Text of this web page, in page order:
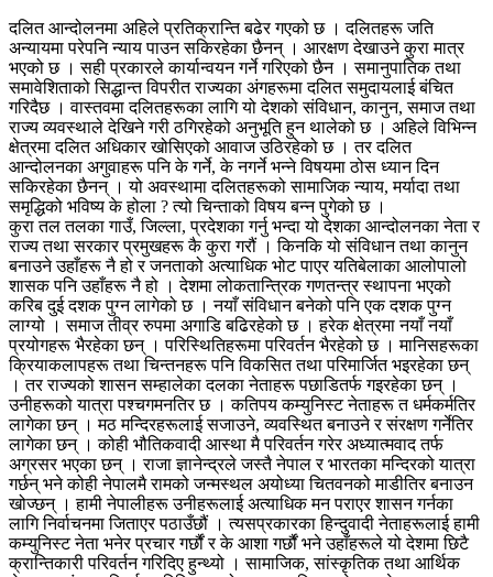
दलित आन्दोलनमा अहिले प्रतिक्रान्ति बढेर गएको छ । दलितहरू जति
अन्यायमा परेपनि न्याय पाउन सकिरहेका छैनन् । आरक्षण देखाउने कुरा मात्र
भएको छ । सही प्रकारले कार्यान्वयन गर्ने गरिएको छैन । समानुपातिक तथा
समावेशिताको सिद्धान्त विपरीत राज्यका अंगहरूमा दलित समुदायलाई बंचित
गरिदैछ । वास्तवमा दलितहरूका लागि यो देशको संविधान, कानुन, समाज तथा
राज्य व्यवस्थाले देखिने गरी ठगिरहेको अनुभूति हुन थालेको छ । अहिले विभिन्न
क्षेत्रमा दलित अधिकार खोसिएको आवाज उठिरहेको छ । तर दलित
आन्दोलनका अगुवाहरू पनि के गर्ने, के नगर्ने भन्ने विषयमा ठोस ध्यान दिन
सकिरहेका छैनन् । यो अवस्थामा दलितहरूको सामाजिक न्याय, मर्यादा तथा
समृद्धिको भविष्य के होला ? त्यो चिन्ताको विषय बन्न पुगेको छ ।
कुरा तल तलका गाउँ, जिल्ला, प्रदेशका गर्नु भन्दा यो देशका आन्दोलनका नेता र
राज्य तथा सरकार प्रमुखहरू कै कुरा गरौं । किनकि यो संविधान तथा कानुन
बनाउने उहाँहरू नै हो र जनताको अत्याधिक भोट पाएर यतिबेलाका आलोपालो
शासक पनि उहाँहरू नै हो । देशमा लोकतान्त्रिक गणतन्त्र स्थापना भएको
करिब दुई दशक पुग्न लागेको छ । नयाँ संविधान बनेको पनि एक दशक पुग्न
लाग्यो । समाज तीव्र रुपमा अगाडि बढिरहेको छ । हरेक क्षेत्रमा नयाँ नयाँ
प्रयोगहरू भैरहेका छन् । परिस्थितिहरूमा परिवर्तन भैरहेको छ । मानिसहरूका
क्रियाकलापहरू तथा चिन्तनहरू पनि विकसित तथा परिमार्जित भइरहेका छन्
। तर राज्यको शासन सम्हालेका दलका नेताहरू पछाडितर्फ गइरहेका छन् ।
उनीहरूको यात्रा पश्चगमनतिर छ । कतिपय कम्युनिस्ट नेताहरू त धर्मकर्मतिर
लागेका छन् । मठ मन्दिरहरूलाई सजाउने, व्यवस्थित बनाउने र संरक्षण गर्नेतिर
लागेका छन् । कोही भौतिकवादी आस्था मै परिवर्तन गरेर अध्यात्मवाद तर्फ
अग्रसर भएका छन् । राजा ज्ञानेन्द्रले जस्तै नेपाल र भारतका मन्दिरको यात्रा
गर्छन् भने कोही नेपालमै रामको जन्मस्थल अयोध्या चितवनको माडीतिर बनाउन
खोज्छन् । हामी नेपालीहरू उनीहरूलाई अत्याधिक मन पराएर शासन गर्नका
लागि निर्वाचनमा जिताएर पठाउँछौं । त्यसप्रकारका हिन्दुवादी नेताहरूलाई हामी
कम्युनिस्ट नेता भनेर प्रचार गर्छौं र के आशा गर्छौं भने उहाँहरूले यो देशमा छिटै
क्रान्तिकारी परिवर्तन गरिदिए हुन्थ्यो । सामाजिक, सांस्कृतिक तथा आर्थिक